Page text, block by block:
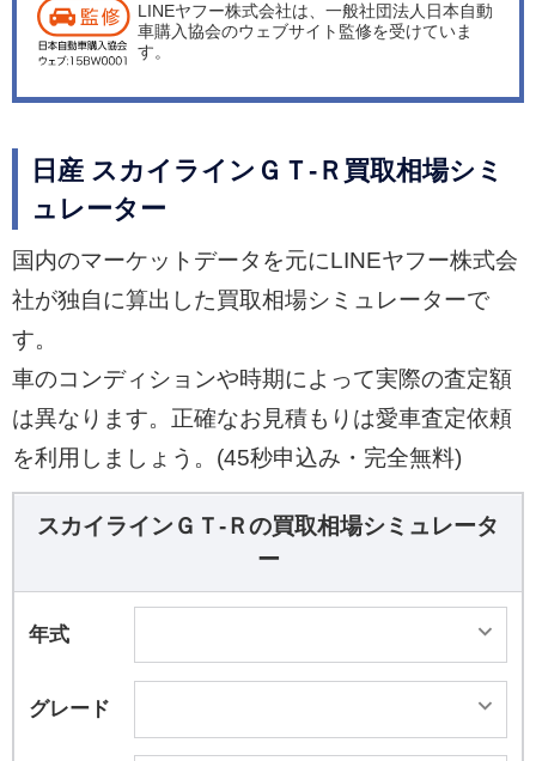
LINEヤフー株式会社は、一般社団法人日本自動
車購入協会のウェブサイト監修を受けていま
す。
日産 スカイラインＧＴ‐Ｒ買取相場シミ
ュレーター
国内のマーケットデータを元にLINEヤフー株式会
社が独自に算出した買取相場シミュレーターで
す。
車のコンディションや時期によって実際の査定額
は異なります。正確なお見積もりは愛車査定依頼
を利用しましょう。(45秒申込み・完全無料)
スカイラインＧＴ‐Ｒの買取相場シミュレータ
ー
年式
グレード